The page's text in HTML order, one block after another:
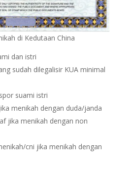
di Kedutaan China
dan istri
sudah dilegalisir KUA minimal
suami istri
menikah dengan duda/janda
jika menikah dengan non
cni jika menikah dengan